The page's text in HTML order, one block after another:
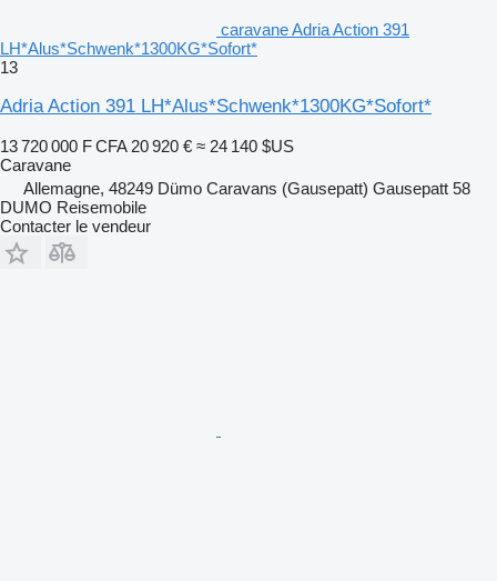
caravane Adria Action 391
LH*Alus*Schwenk*1300KG*Sofort*
13
Adria Action 391 LH*Alus*Schwenk*1300KG*Sofort*
13 720 000 F CFA 20 920 € ≈ 24 140 $US
Caravane
Allemagne, 48249 Dümo Caravans (Gausepatt) Gausepatt 58
DUMO Reisemobile
Contacter le vendeur